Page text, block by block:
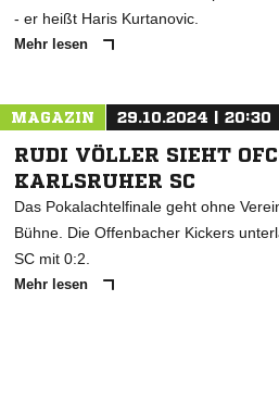
- er heißt Haris Kurtanovic.
Mehr lesen
MAGAZIN 29.10.2024 | 20:30
RUDI VÖLLER SIEHT
KARLSRUHER SC
Das Pokalachtelfinale geht ohne
Bühne. Die Offenbacher Kickers
SC mit 0:2.
Mehr lesen